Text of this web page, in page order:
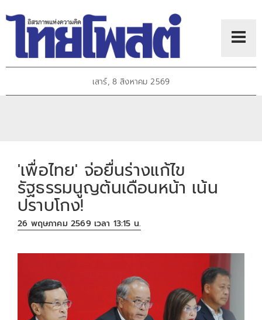
เสาร์, 8 สิงหาคม 2569
'เพื่อไทย' จ่อยื่นร่างแก้ไข
รัฐธรรมนูญต้นเดือนหน้า เน้น
ปราบโกง!
26 พฤษภาคม 2569 เวลา 13:15 น.